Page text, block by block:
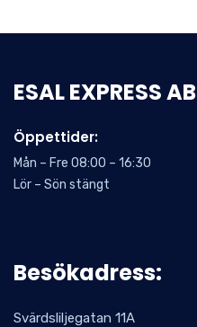
ESAL EXPRESS AB
Öppettider:
Mån – Fre 08:00 – 16:30
Lör – Sön stängt
Besökadress:
Svärdsliljegatan 11A